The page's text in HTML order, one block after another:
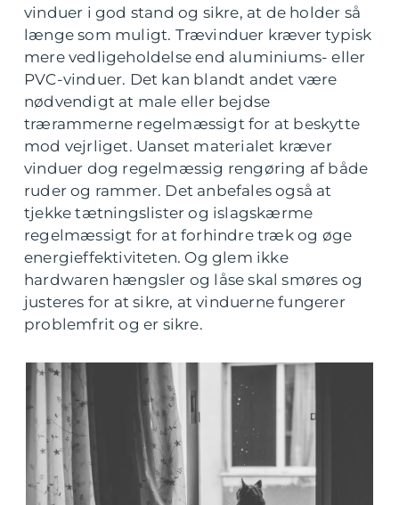
vinduer i god stand og sikre, at de holder så
længe som muligt. Trævinduer kræver typisk
mere vedligeholdelse end aluminiums- eller
PVC-vinduer. Det kan blandt andet være
nødvendigt at male eller bejdse
trærammerne regelmæssigt for at beskytte
mod vejrliget. Uanset materialet kræver
vinduer dog regelmæssig rengøring af både
ruder og rammer. Det anbefales også at
tjekke tætningslister og islagskærme
regelmæssigt for at forhindre træk og øge
energieffektiviteten. Og glem ikke
hardwaren hængsler og låse skal smøres og
justeres for at sikre, at vinduerne fungerer
problemfrit og er sikre.